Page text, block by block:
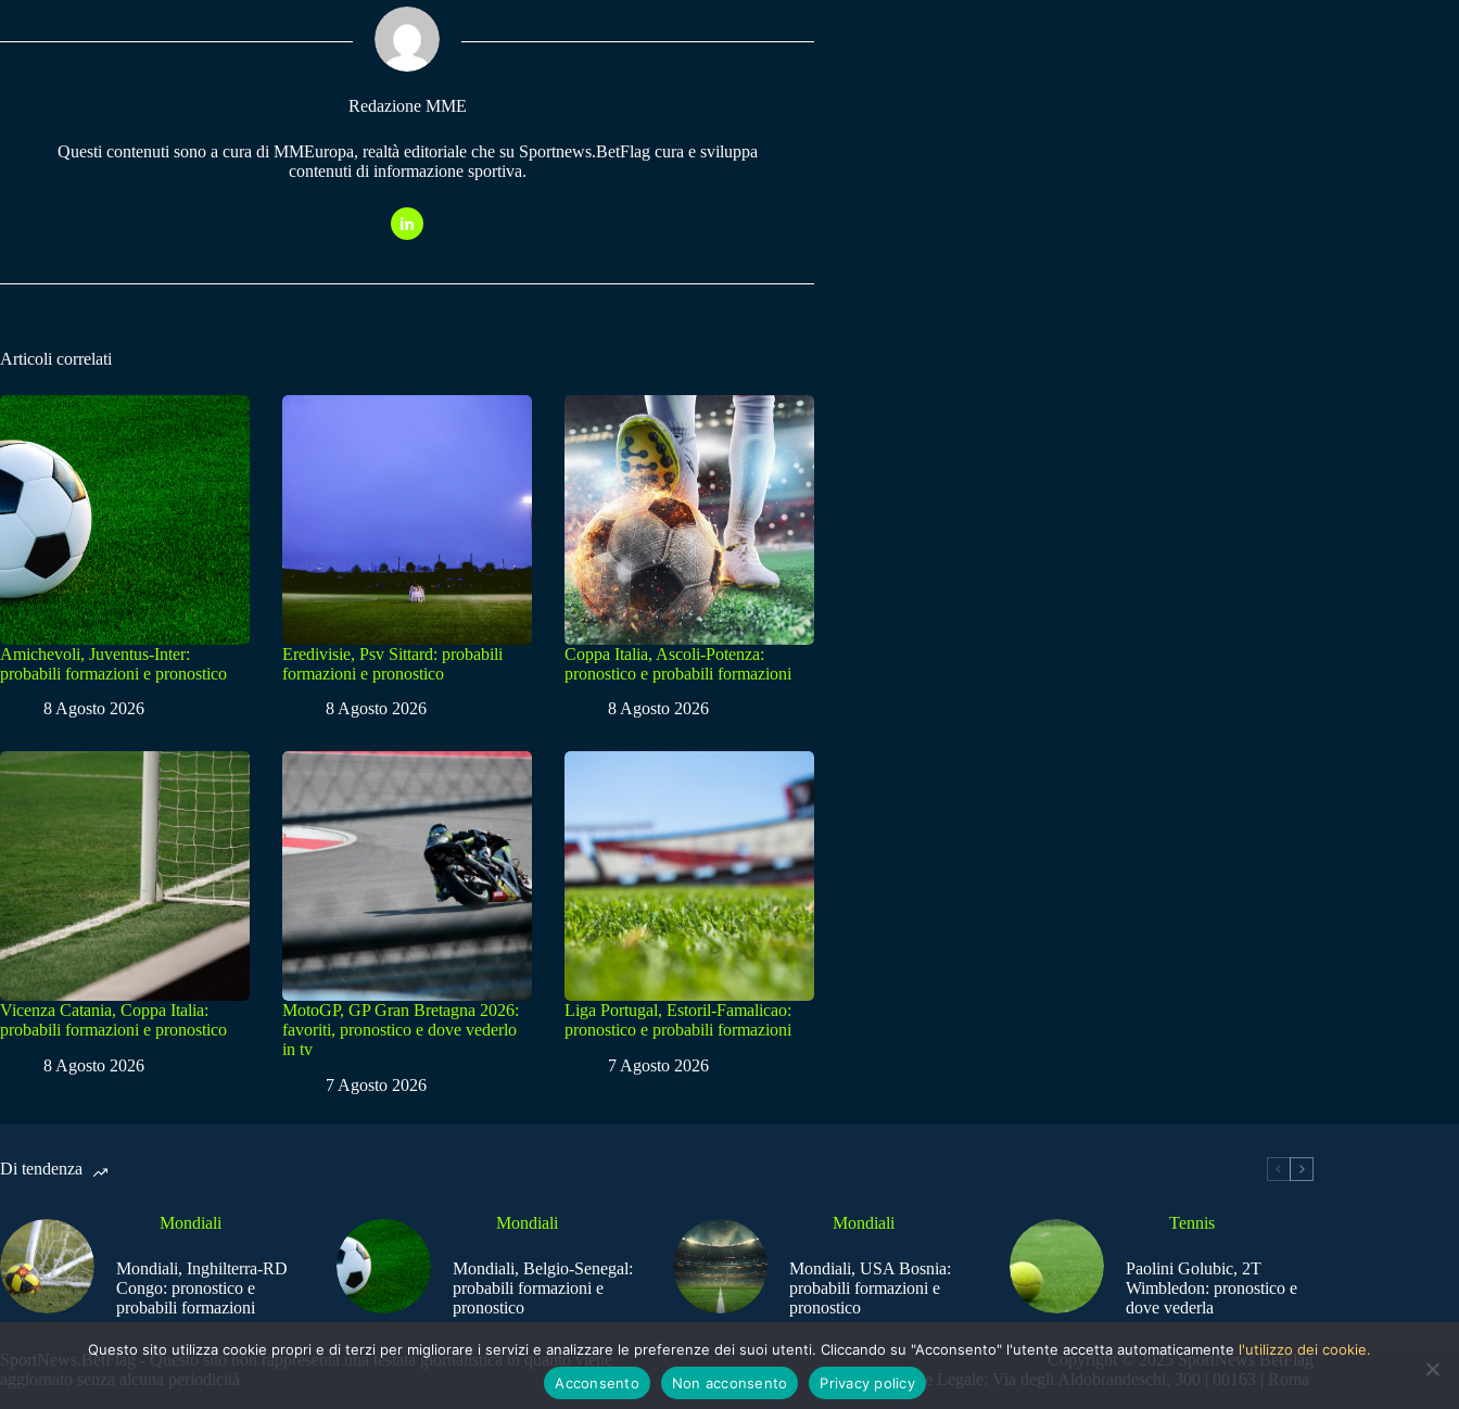
pp m
Redazione MME
Questi contenuti sono a cura di MMEuropa, realtà editoriale che su Sportnews.BetFlag cura e sviluppa
contenuti di informazione sportiva.
Articoli correlati
Amichevoli, Juventus-Inter:
probabili formazioni e pronostico
8 Agosto 2026
Eredivisie, Psv Sittard: probabili
formazioni e pronostico
8 Agosto 2026
Coppa Italia, Ascoli-Potenza:
pronostico e probabili formazioni
8 Agosto 2026
Vicenza Catania, Coppa Italia:
probabili formazioni e pronostico
8 Agosto 2026
MotoGP, GP Gran Bretagna 2026:
favoriti, pronostico e dove vederlo
in tv
7 Agosto 2026
Liga Portugal, Estoril-Famalicao:
pronostico e probabili formazioni
7 Agosto 2026
Di tendenza
Mondiali
Mondiali, Inghilterra-RD
Congo: pronostico e
probabili formazioni
Mondiali
Mondiali, Belgio-Senegal:
probabili formazioni e
pronostico
Mondiali
Mondiali, USA Bosnia:
probabili formazioni e
pronostico
Tennis
Paolini Golubic, 2T
Wimbledon: pronostico e
dove vederla
SportNews.BetFlag - Questo sito non rappresenta una testata giornalistica in quanto viene
aggiornato senza alcuna periodicità
Copyright © 2025 SportNews BetFlag
Sede Legale: Via degli Aldobrandeschi, 300 | 00163 | Roma
Questo sito utilizza cookie propri e di terzi per migliorare i servizi e analizzare le preferenze dei suoi utenti. Cliccando su "Acconsento" l'utente accetta automaticamente l'utilizzo dei cookie.
Acconsento
Non acconsento Privacy policy